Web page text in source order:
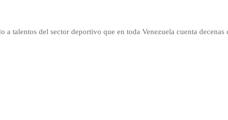
talentos del sector deportivo que en toda Venezuela cuenta